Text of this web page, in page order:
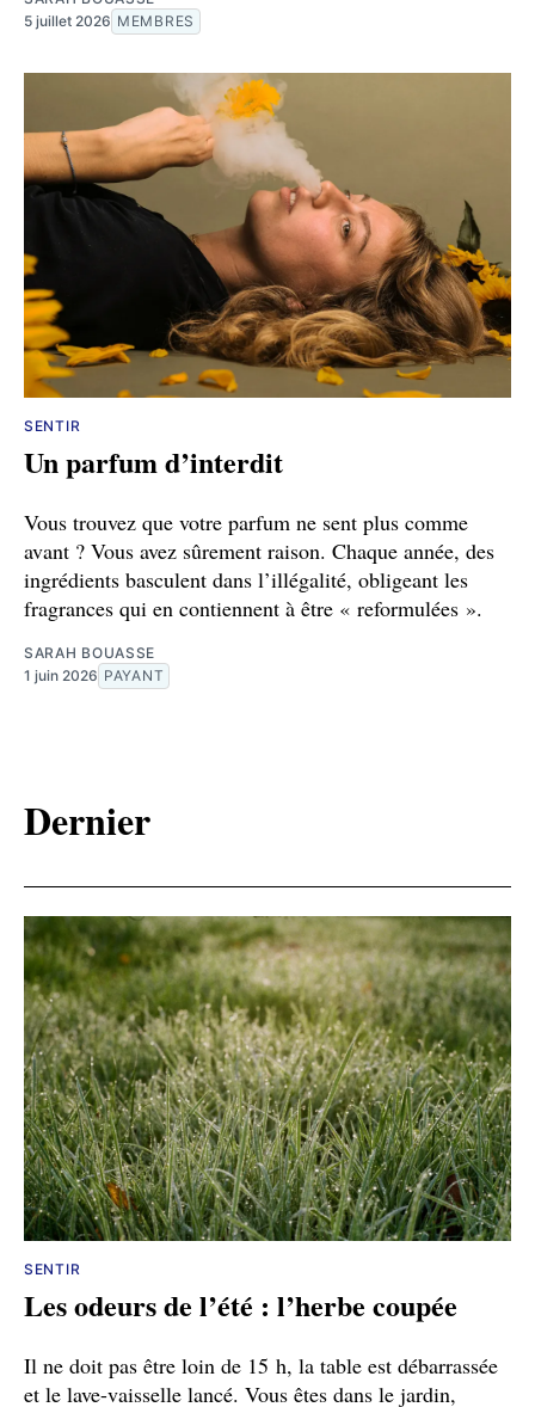
5 juillet 2026 MEMBRES
SENTIR
Un parfum d’interdit
Vous trouvez que votre parfum ne sent plus comme
avant ? Vous avez sûrement raison. Chaque année, des
ingrédients basculent dans l’illégalité, obligeant les
fragrances qui en contiennent à être « reformulées ».
SARAH BOUASSE
1 juin 2026 PAYANT
Dernier
SENTIR
Les odeurs de l’été : l’herbe coupée
Il ne doit pas être loin de 15 h, la table est débarrassée
et le lave-vaisselle lancé. Vous êtes dans le jardin,